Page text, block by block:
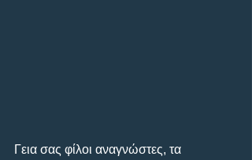
Γεια σας φίλοι αναγνώστες, τα